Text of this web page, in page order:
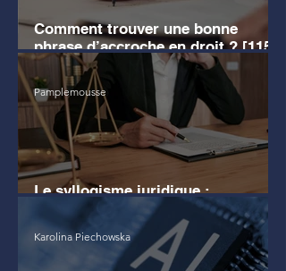
Comment trouver une bonne
phrase d’accroche en droit ? [115
EXEMPLES]
Le syllogisme juridique :
définition, exemples clairs
Pamplemousse
Karolina Piechowska